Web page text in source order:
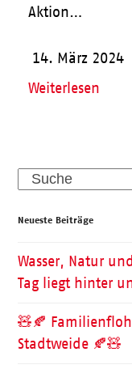
Aktion…
14. März 2024
Weiterlesen
Search
Neueste Beiträge
Wasser, Natur
Tag liegt hinter
🧸🍂
Stadtweide 🍂🧸